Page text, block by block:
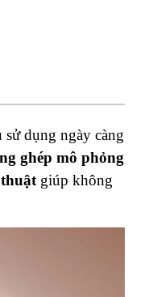
dụng ngày càng
ghép mô phỏng
giúp không